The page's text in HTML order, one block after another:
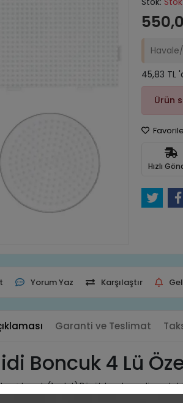
45,83 TL
Ürün
Hızlı
Yorum Yaz Karşılaştır
Garanti ve Teslimat
Boncuk 4 Lü
renk (1 adet) Büyük boy kare dizme